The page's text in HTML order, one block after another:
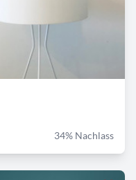
34% Nachlass